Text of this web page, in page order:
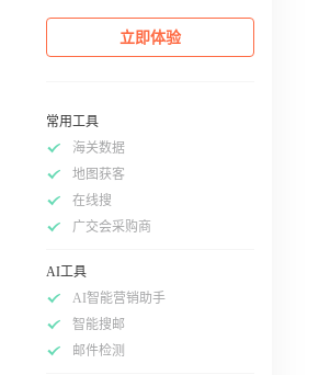
立即体验
常用工具
海关数据
地图获客
在线搜
广交会采购商
AI工具
AI智能营销助手
智能搜邮
邮件检测